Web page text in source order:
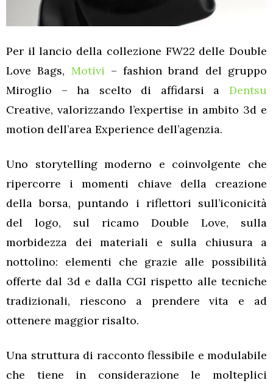
Per il lancio della collezione FW22 delle Double
Love Bags, Motivi – fashion brand del gruppo
Miroglio – ha scelto di affidarsi a Dentsu
Creative, valorizzando l’expertise in ambito 3d e
motion dell’area Experience dell’agenzia.
Uno storytelling moderno e coinvolgente che
ripercorre i momenti chiave della creazione
della borsa, puntando i riflettori sull’iconicità
del logo, sul ricamo Double Love, sulla
morbidezza dei materiali e sulla chiusura a
nottolino: elementi che grazie alle possibilità
offerte dal 3d e dalla CGI rispetto alle tecniche
tradizionali, riescono a prendere vita e ad
ottenere maggior risalto.
Una struttura di racconto flessibile e modulabile
che tiene in considerazione le molteplici